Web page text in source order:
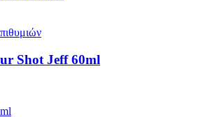
Shot Jeff 60ml